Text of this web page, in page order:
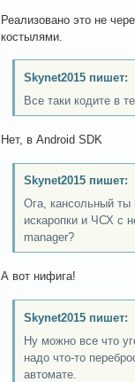
Реализовано это не
костылями.
Skynet2015 пишет:
Все таки кодите в
Нет, в Android SDK
Skynet2015 пишет:
Ога, кансольный ты
искаропки и ЧСХ с
manager?
А вот нифига!
Skynet2015 пишет:
Ну можно все что
надо что-то
автомате.